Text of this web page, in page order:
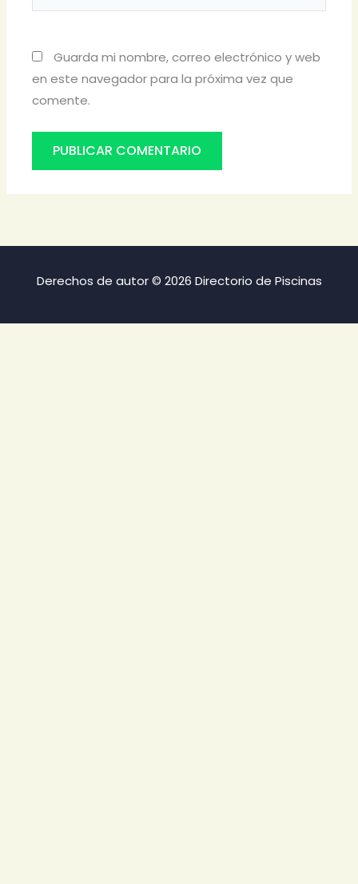
Guarda mi nombre, correo electrónico y web
en este navegador para la próxima vez que
comente.
Derechos de autor © 2026 Directorio de Piscinas